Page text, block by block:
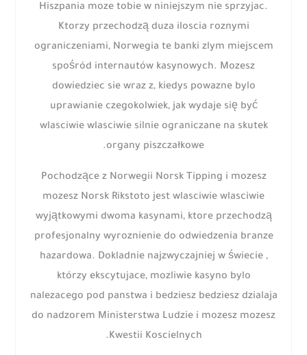
Hiszpania moze tobie w niniejszym nie sprzyjac.
Ktorzy przechodzą duza iloscia roznymi
ograniczeniami, Norwegia te banki zlym miejscem
spośród internautów kasynowych. Mozesz
dowiedziec sie wraz z, kiedys powazne bylo
uprawianie czegokolwiek, jak wydaje się być
wlasciwie wlasciwie silnie ograniczane na skutek
organy piszczałkowe.
Pochodzące z Norwegii Norsk Tipping i mozesz
mozesz Norsk Rikstoto jest wlasciwie wlasciwie
wyjątkowymi dwoma kasynami, ktore przechodzą
profesjonalny wyroznienie do odwiedzenia branze
hazardowa. Dokladnie najzwyczajniej w świecie ,
którzy ekscytujace, mozliwie kasyno bylo
nalezacego pod panstwa i bedziesz bedziesz dzialaja
do nadzorem Ministerstwa Ludzie i mozesz mozesz
Kwestii Koscielnych.